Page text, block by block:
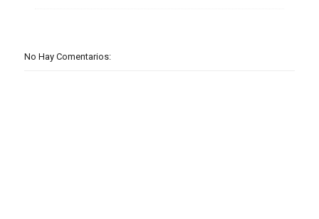
No Hay Comentarios: